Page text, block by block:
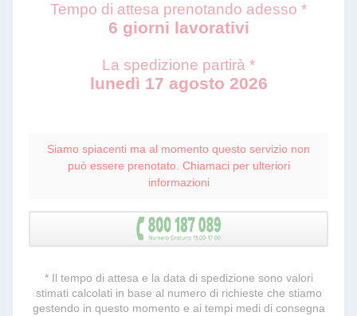
Tempo di attesa prenotando adesso *
6 giorni lavorativi
La spedizione partirà *
lunedì 17 agosto 2026
Siamo spiacenti ma al momento questo servizio non
può essere prenotato. Chiamaci per ulteriori
informazioni
* Il tempo di attesa e la data di spedizione sono valori
stimati calcolati in base al numero di richieste che stiamo
gestendo in questo momento e ai tempi medi di consegna